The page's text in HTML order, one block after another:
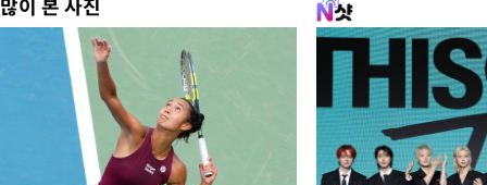
많이 본 사진